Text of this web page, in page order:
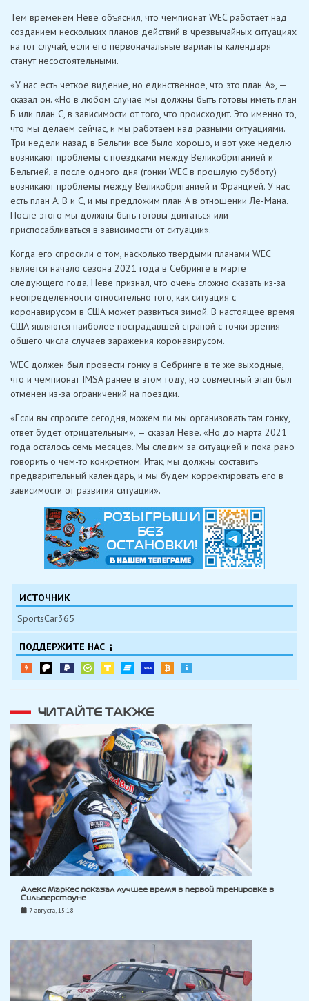
Тем временем Неве объяснил, что чемпионат WEC работает над
созданием нескольких планов действий в чрезвычайных ситуациях
на тот случай, если его первоначальные варианты календаря
станут несостоятельными.
«У нас есть четкое видение, но единственное, что это план А», —
сказал он. «Но в любом случае мы должны быть готовы иметь план
Б или план С, в зависимости от того, что происходит. Это именно то,
что мы делаем сейчас, и мы работаем над разными ситуациями.
Три недели назад в Бельгии все было хорошо, и вот уже неделю
возникают проблемы с поездками между Великобританией и
Бельгией, а после одного дня (гонки WEC в прошлую субботу)
возникают проблемы между Великобританией и Францией. У нас
есть план A, B и C, и мы предложим план A в отношении Ле-Мана.
После этого мы должны быть готовы двигаться или
приспосабливаться в зависимости от ситуации».
Когда его спросили о том, насколько твердыми планами WEC
является начало сезона 2021 года в Себринге в марте
следующего года, Неве признал, что очень сложно сказать из-за
неопределенности относительно того, как ситуация с
коронавирусом в США может развиться зимой. В настоящее время
США являются наиболее пострадавшей страной с точки зрения
общего числа случаев заражения коронавирусом.
WEC должен был провести гонку в Себринге в те же выходные,
что и чемпионат IMSA ранее в этом году, но совместный этап был
отменен из-за ограничений на поездки.
«Если вы спросите сегодня, можем ли мы организовать там гонку,
ответ будет отрицательным», — сказал Неве. «Но до марта 2021
года осталось семь месяцев. Мы следим за ситуацией и пока рано
говорить о чем-то конкретном. Итак, мы должны составить
предварительный календарь, и мы будем корректировать его в
зависимости от развития ситуации».
ИСТОЧНИК
SportsCar365
ПОДДЕРЖИТЕ НАС
ЧИТАЙТЕ ТАКЖЕ
Алекс Маркес показал лучшее время в первой тренировке в
Сильверстоуне
7 августа, 15:18